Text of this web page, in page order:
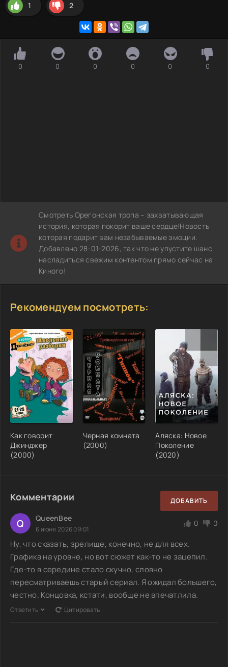
1 2
0 0 0 0 0 0
Смотреть Орегонская тропа – захватывающая
история, которая покорит ваше сердце!Новость
которая подарит вам незабываемые эмоции.
Добавлено 28-01-2026, так что не упустите шанс
насладиться свежим контентом прямо сейчас на
Киного!
Рекомендуем посмотреть:
Как говорит
Джинджер
(2000)
Черная комната
(2000)
Аляска: Новое
Поколение
(2020)
Комментарии ДОБАВИТЬ
Q QueenBee
6 июня 2026 09:01
0 0
Ну, что сказать, зрелище, конечно, не для всех.
Графика на уровне, но вот сюжет как-то не зацепил.
Где-то в середине стало скучно, словно
пересматриваешь старый сериал. Я ожидал большего,
честно. Концовка, кстати, вообще не впечатлила.
Ответить Цитировать